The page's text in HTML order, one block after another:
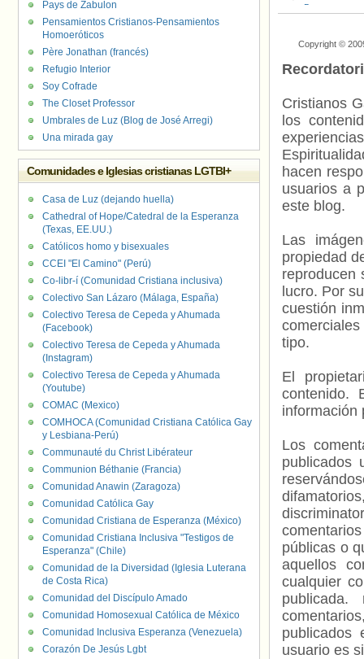
Departamento
Copyright ©
Cristianos
los
hacen
usuarios a
este blog.
Las
propiedad
reproducen
lucro. Por
cuestión
tipo.
El
contenido.
información
Los
publicados
públicas o
aquellos
cualquier
usuario es
Pays de Zabulon
Pensamientos Cristianos-Pensamientos
Homoeróticos
Père Jonathan (francés)
Refugio Interior
Soy Cofrade
The Closet Professor
Umbrales de Luz (Blog de José Arregi)
Una mirada gay
Comunidades e Iglesias cristianas LGTBI+
Casa de Luz (dejando huella)
Cathedral of Hope/Catedral de la Esperanza
(Texas, EE.UU.)
Católicos homo y bisexuales
CCEI "El Camino" (Perú)
Co-libr-í (Comunidad Cristiana inclusiva)
Colectivo San Lázaro (Málaga, España)
Colectivo Teresa de Cepeda y Ahumada
(Facebook)
Colectivo Teresa de Cepeda y Ahumada
(Instagram)
Colectivo Teresa de Cepeda y Ahumada
(Youtube)
COMAC (Mexico)
COMHOCA (Comunidad Cristiana Católica Gay
y Lesbiana-Perú)
Communauté du Christ Libérateur
Communion Béthanie (Francia)
Comunidad Anawin (Zaragoza)
Comunidad Católica Gay
Comunidad Cristiana de Esperanza (México)
Comunidad Cristiana Inclusiva "Testigos de
Esperanza" (Chile)
Comunidad de la Diversidad (Iglesia Luterana
de Costa Rica)
Comunidad del Discípulo Amado
Comunidad Homosexual Católica de México
Comunidad Inclusiva Esperanza (Venezuela)
Corazón De Jesús Lgbt